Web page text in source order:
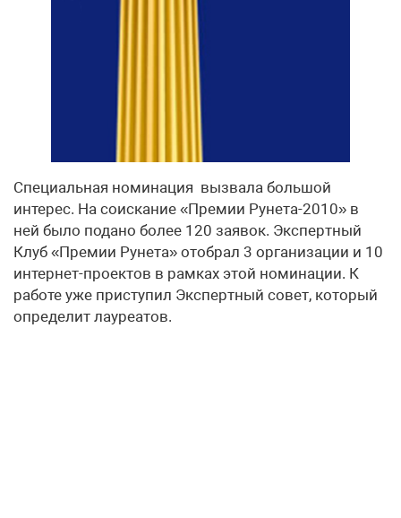
Специальная номинация вызвала большой
интерес. На соискание «Премии Рунета-2010» в
ней было подано более 120 заявок. Экспертный
Клуб «Премии Рунета» отобрал 3 организации и 10
интернет-проектов в рамках этой номинации. К
работе уже приступил Экспертный совет, который
определит лауреатов.